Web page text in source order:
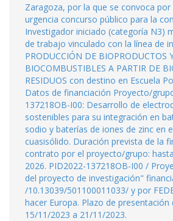
Zaragoza, por la que se convoca
urgencia concurso público para la
Investigador iniciado (categoría N3)
de trabajo vinculado con la línea de
PRODUCCIÓN DE BIOPRODUCTOS
BIOCOMBUSTIBLES A PARTIR DE
RESIDUOS con destino en Escuela
Datos de financiación Proyecto/
137218OB-I00: Desarrollo de
sostenibles para su integración en
sodio y baterías de iones de zinc en
cuasisólido. Duración prevista de la
contrato por el proyecto/grupo:
2026. PID2022-137218OB-I00 /
del proyecto de investigación"
/10.13039/501100011033/ y por
hacer Europa. Plazo de presentación
15/11/2023 a 21/11/2023.